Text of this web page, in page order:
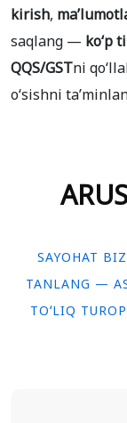
kirish,
saqlang —koʻp
QQS/GSTni
oʻsishni
SAYOHAT
TANLANG —
TOʻLIQ